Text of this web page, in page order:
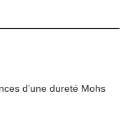
d’une dureté Mohs